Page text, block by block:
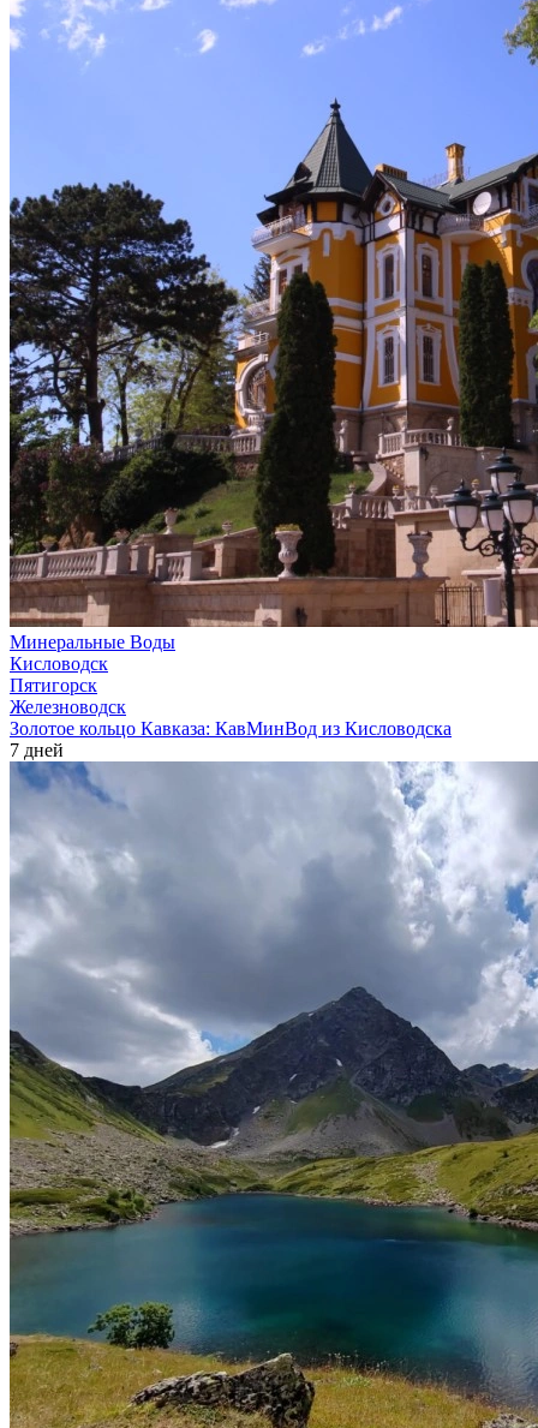
Минеральные Воды
Кисловодск
Пятигорск
Железноводск
Золотое кольцо Кавказа: КавМинВод из Кисловодска
7 дней